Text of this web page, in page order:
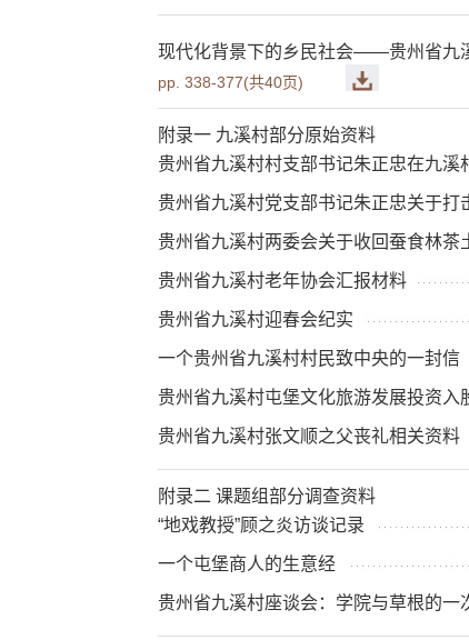
现代化背景下的乡民社会——贵州省九
pp. 338-377(共40页)
附录一 九溪村部分原始资料
贵州省九溪村村支部书记朱正忠在九溪
贵州省九溪村党支部书记朱正忠关于打
贵州省九溪村两委会关于收回蚕食林茶
贵州省九溪村老年协会汇报材料
贵州省九溪村迎春会纪实
一个贵州省九溪村村民致中央的一封信
贵州省九溪村屯堡文化旅游发展投资入
贵州省九溪村张文顺之父丧礼相关资料
附录二 课题组部分调查资料
“地戏教授”顾之炎访谈记录
一个屯堡商人的生意经
贵州省九溪村座谈会：学院与草根的一